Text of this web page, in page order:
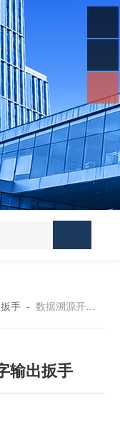
手- 数据溯源开关量扭矩扳手 模拟数字输出扳手
输出扳手